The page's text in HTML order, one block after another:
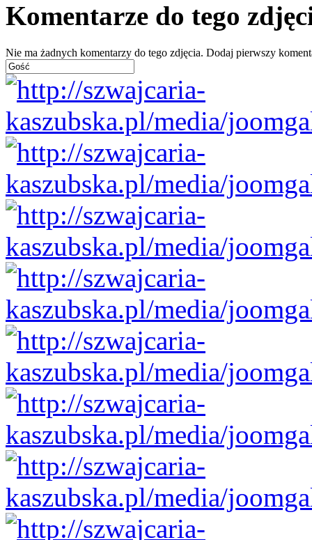
Komentarze do tego
Nie ma żadnych komentarzy do tego zdjęcia. Dodaj pierwszy